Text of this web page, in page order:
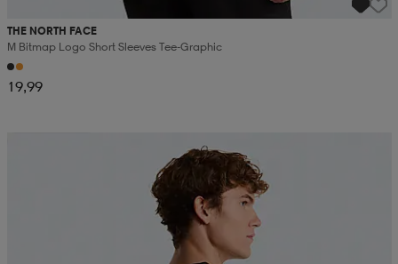
THE NORTH FACE
M Bitmap Logo Short Sleeves Tee-Graphic
19,99